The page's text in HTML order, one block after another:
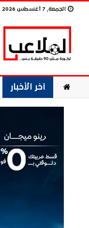
الجمعة, 7 أغسطس 2026
آخر الأخبار